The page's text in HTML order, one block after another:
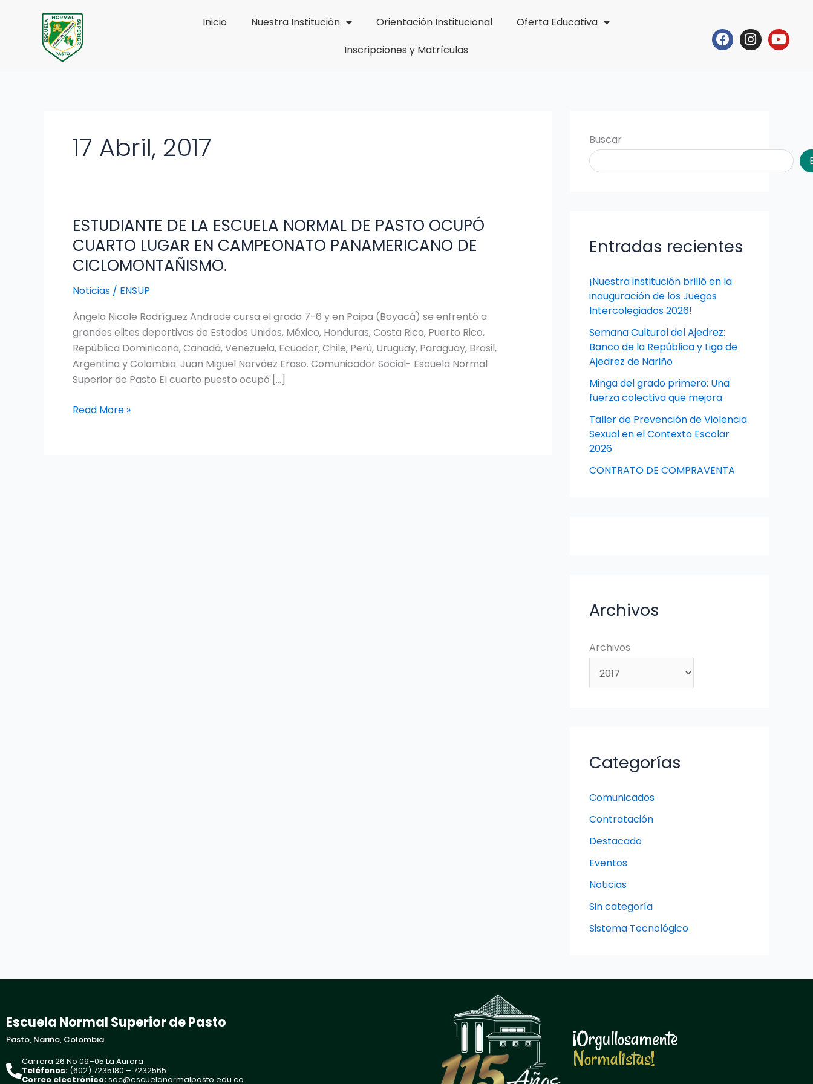
contenido
Inicio Nuestra Institución Orientación Institucional
Oferta Educativa
Inscripciones y Matrículas
Facebook
17 Abril, 2017
ESTUDIANTE DE LA ESCUELA NORMAL DE PASTO OCUPÓ
CUARTO LUGAR EN CAMPEONATO PANAMERICANO DE
CICLOMONTAÑISMO.
Noticias / ENSUP
Ángela Nicole Rodríguez Andrade cursa el grado 7-6 y en Paipa (Boyacá) se enfrentó a
grandes elites deportivas de Estados Unidos, México, Honduras, Costa Rica, Puerto Rico,
República Dominicana, Canadá, Venezuela, Ecuador, Chile, Perú, Uruguay, Paraguay, Brasil,
Argentina y Colombia. Juan Miguel Narváez Eraso. Comunicador Social- Escuela Normal
Superior de Pasto El cuarto puesto ocupó […]
ESTUDIANTE
DE
LA
ESCUELA
NORMAL
PASTO
OCUPÓ
CUARTO
LUGAR
EN
PANAMERICANO
Read More »
Buscar
Entradas recientes
¡Nuestra institución brilló en la
inauguración de los Juegos
Intercolegiados 2026!
Semana Cultural del Ajedrez:
Banco de la República y Liga de
Ajedrez de Nariño
Minga del grado primero: Una
fuerza colectiva que mejora
Taller de Prevención de Violencia
Sexual en el Contexto Escolar
2026
CONTRATO DE COMPRAVENTA
Archivos
Archivos
Categorías
Comunicados
Contratación
Destacado
Eventos
Noticias
Sin categoría
Sistema Tecnológico
Escuela Normal Superior de Pasto
Pasto, Nariño, Colombia
Carrera 26 No 09–05 La Aurora
Teléfonos: (602) 7235180 – 7232565
Correo electrónico:sac@escuelanormalpasto.edu.co
¡Orgullosamente
Normalistas!